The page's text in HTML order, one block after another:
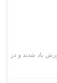
باد شدید و در